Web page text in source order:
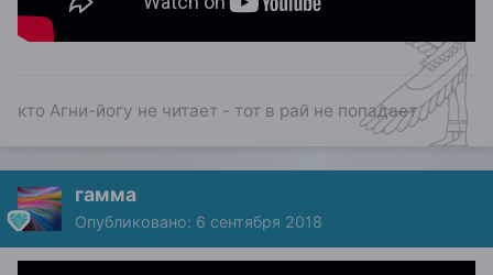
кто Агни-йогу не читает - тот в рай не попадает
гамма
Опубликовано: 6 сентября 2018